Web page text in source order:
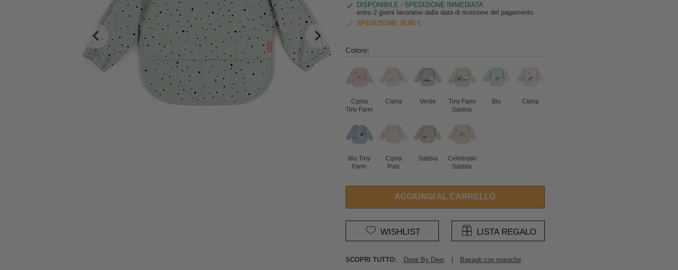
DISPONIBILE - SPEDIZIONE IMMEDIATA
entro 2 giorni lavorativi dalla data di ricezione del pagamento
SPEDIZIONE 39,80 €
Colore:
Cipria
Tiny Farm
Cipria Verde
Tiny Farm
Sabbia
Blu Cipria
Blu Tiny
Farm
Cipria
Pois
Sabbia
Celebration
Sabbia
AGGIUNGI AL CARRELLO
WISHLIST LISTA REGALO
SCOPRI TUTTO: Done By Deer Bavagli con maniche